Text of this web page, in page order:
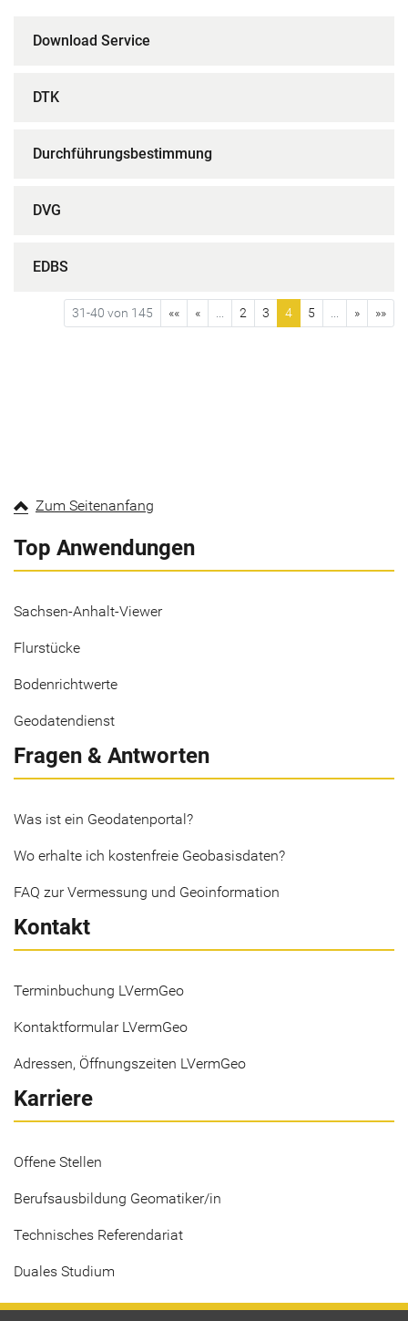
Download Service
DTK
Durchführungsbestimmung
DVG
EDBS
31-40 von 145 «« « 2 3 4 5 » »»
Zum Seitenanfang
Top Anwendungen
Sachsen-Anhalt-Viewer
Flurstücke
Bodenrichtwerte
Geodatendienst
Fragen & Antworten
Was ist ein Geodatenportal?
Wo erhalte ich kostenfreie Geobasisdaten?
FAQ zur Vermessung und Geoinformation
Kontakt
Terminbuchung LVermGeo
Kontaktformular LVermGeo
Adressen, Öffnungszeiten LVermGeo
Karriere
Offene Stellen
Berufsausbildung Geomatiker/in
Technisches Referendariat
Duales Studium